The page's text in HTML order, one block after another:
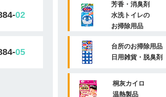
02
05
芳香・消臭剤
水洗トイレの
お掃除用品
台所のお掃除用品
日用雑貨・脱臭剤
桐灰カイロ
温熱製品